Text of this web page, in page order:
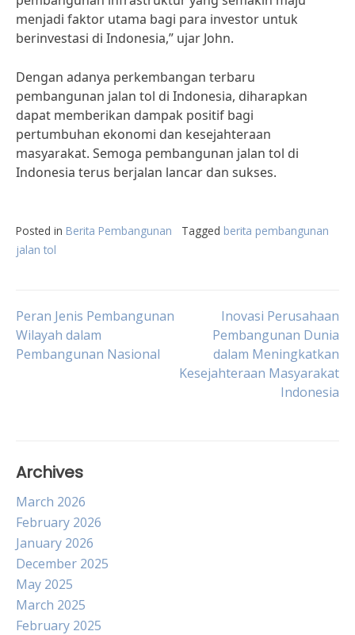
menjadi faktor utama bagi para investor untuk
berinvestasi di Indonesia,” ujar John.
Dengan adanya perkembangan terbaru
pembangunan jalan tol di Indonesia, diharapkan
dapat memberikan dampak positif bagi
pertumbuhan ekonomi dan kesejahteraan
masyarakat. Semoga pembangunan jalan tol di
Indonesia terus berjalan lancar dan sukses.
Posted in Berita Pembangunan Tagged berita pembangunan
jalan tol
Post
navigation
Peran Jenis Pembangunan
Wilayah dalam
Pembangunan Nasional
Inovasi Perusahaan
Pembangunan Dunia
dalam Meningkatkan
Kesejahteraan Masyarakat
Indonesia
Archives
March 2026
February 2026
January 2026
December 2025
May 2025
March 2025
February 2025